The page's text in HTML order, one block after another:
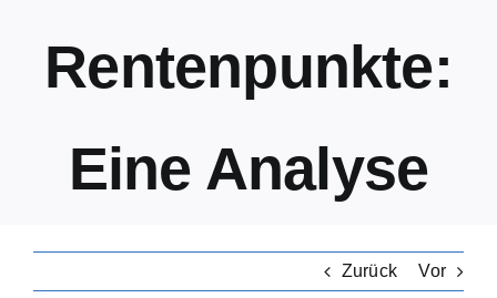
Rürup-
Rentenpunkte:
Eine Analyse
Zurück Vor